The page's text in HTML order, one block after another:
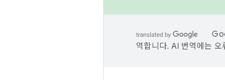
역합니다. AI 번역에는